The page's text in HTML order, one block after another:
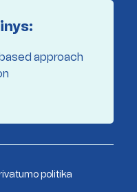
approach
politika